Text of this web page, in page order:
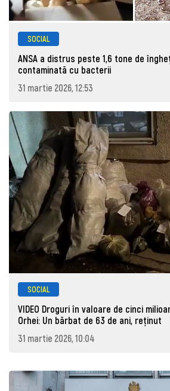
SOCIAL
ANSA a distrus peste 1,6 tone de
contaminată cu bacterii
31 martie 2026, 12:53
SOCIAL
VIDEO Droguri în valoare de cinci
Orhei: Un bărbat de 63 de ani, reţinut
31 martie 2026, 10:04